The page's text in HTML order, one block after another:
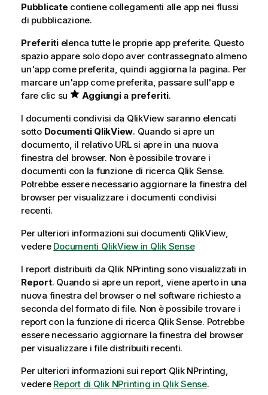
Pubblicate contiene collegamenti alle app nei flussi
di pubblicazione.
Preferitielenca tutte le proprie app preferite. Questo
spazio appare solo dopo aver contrassegnato almeno
un'app come preferita, quindi aggiorna la pagina. Per
marcare un'app come preferita, passare sull'app e
fare clic su
Aggiungi a preferiti.
I documenti condivisi da QlikViewsaranno elencati
sotto Documenti QlikView. Quando si apre un
documento, il relativo URL si apre in una nuova
finestra del browser. Non è possibile trovare i
documenti con la funzione di ricerca Qlik Sense.
Potrebbe essere necessario aggiornare la finestra del
browser per visualizzare i documenti condivisi
recenti.
Per ulteriori informazioni sui documenti QlikView,
vedere Documenti QlikView in Qlik Sense
I report distribuiti da Qlik NPrinting sono visualizzati in
Report. Quando si apre un report, viene aperto in una
nuova finestra del browser o nel software richiesto a
seconda del formato di file. Non è possibile trovare i
report con la funzione di ricerca Qlik Sense. Potrebbe
essere necessario aggiornare la finestra del browser
per visualizzare i file distribuiti recenti.
Per ulteriori informazioni sui report Qlik NPrinting
vedere Report di Qlik NPrinting in Qlik Sense.